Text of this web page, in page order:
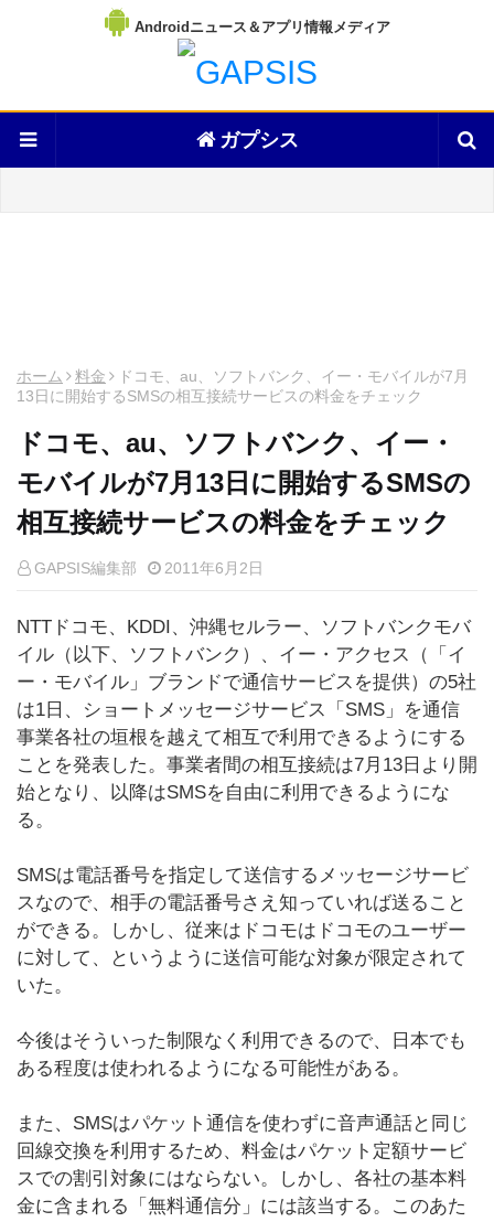
Androidニュース＆アプリ情報メディア
ガプシス
ホーム 料金
ドコモ、au、ソフトバンク、イー・モバイルが7月
13日に開始するSMSの相互接続サービスの料金をチェック
ドコモ、au、ソフトバンク、イー・
モバイルが7月13日に開始するSMSの
相互接続サービスの料金をチェック
GAPSIS編集部 2011年6月2日
NTTドコモ、KDDI、沖縄セルラー、ソフトバンクモバ
イル（以下、ソフトバンク）、イー・アクセス（「イ
ー・モバイル」ブランドで通信サービスを提供）の5社
は1日、ショートメッセージサービス「SMS」を通信
事業各社の垣根を越えて相互で利用できるようにする
ことを発表した。事業者間の相互接続は7月13日より開
始となり、以降はSMSを自由に利用できるようにな
る。
SMSは電話番号を指定して送信するメッセージサービ
スなので、相手の電話番号さえ知っていれば送ること
ができる。しかし、従来はドコモはドコモのユーザー
に対して、というように送信可能な対象が限定されて
いた。
今後はそういった制限なく利用できるので、日本でも
ある程度は使われるようになる可能性がある。
また、SMSはパケット通信を使わずに音声通話と同じ
回線交換を利用するため、料金はパケット定額サービ
スでの割引対象にはならない。しかし、各社の基本料
金に含まれる「無料通信分」には該当する。このあた